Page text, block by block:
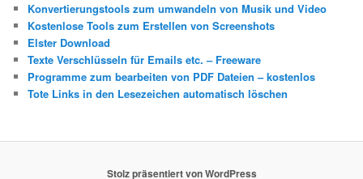
Konvertierungstools zum umwandeln von Musik und Video
Kostenlose Tools zum Erstellen von Screenshots
Elster Download
Texte Verschlüsseln für Emails etc. – Freeware
Programme zum bearbeiten von PDF Dateien – kostenlos
Tote Links in den Lesezeichen automatisch löschen
Stolz präsentiert von WordPress